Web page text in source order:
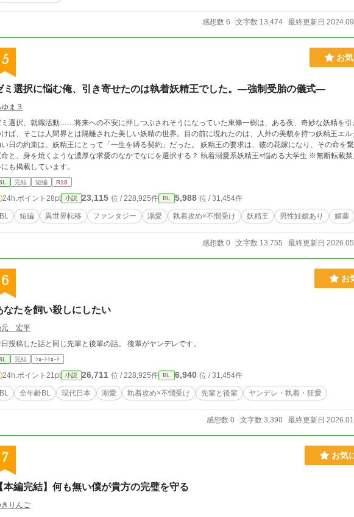
感想数 6 文字数 13,474 最終更新日
5 お
ミ選択に悩む俺、引き寄せたのは執着妖精王でした。―強制受胎の儀式―
ま３
ミ選択、就職活動……将来への不安に押しつぶされそうになっていた東條一樹は、ある夜、奇妙な妖精を引
ば、そこは人間界とは隔離された美しい妖精の世界。目の前に現れたのは、人外の美貌を持つ妖精王エ
日の約束は、妖精王にとって「一生を縛る契約」だった。 妖精王の要求は、彼の花嫁になり、その命を
命と、身を焼くような濃厚な求愛のなかでなにを選択する？ 執着溺愛系妖精王×悩める大学生 ※無断転載
も掲載しています。
完結 短編 R18
24h.ポイント 28pt 小説 23,115 位 / 228,925件 BL 5,988 位 / 31,454件
BL 短編 異世界転移 ファンタジー 溺愛 執着攻め×不憫受け 妖精王 男性妊娠あり 媚薬
感想数 0 文字数 13,755 最終更新日
6 お
なたを飼い殺しにしたい
元 宏平
投稿した話と同じ先輩と後輩の話。 後輩がヤンデレです。
完結 ｼｮｰﾄｼｮｰﾄ
24h.ポイント 21pt 小説 26,711 位 / 228,925件 BL 6,940 位 / 31,454件
BL 全年齢BL 現代日本 溺愛 執着攻め×不憫受け 先輩と後輩 ヤンデレ・執着・狂愛
感想数 0 文字数 3,390 最終更新日
7 お気
本編完結】何も無い僕が貴方の完璧を守る
りんご